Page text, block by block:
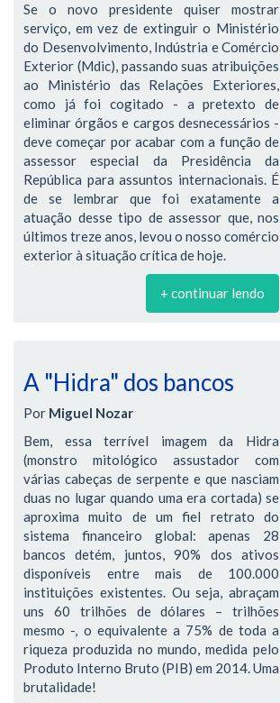
Se o novo presidente quiser mostrar
serviço, em vez de extinguir o Ministério
do Desenvolvimento, Indústria e Comércio
Exterior (Mdic), passando suas atribuições
ao Ministério das Relações Exteriores,
como já foi cogitado - a pretexto de
eliminar órgãos e cargos desnecessários -
deve começar por acabar com a função de
assessor especial da Presidência da
República para assuntos internacionais. É
de se lembrar que foi exatamente a
atuação desse tipo de assessor que, nos
últimos treze anos, levou o nosso comércio
exterior à situação crítica de hoje.
+ continuar lendo
A "Hidra" dos bancos
Por Miguel Nozar
Bem, essa terrível imagem da Hidra
(monstro mitológico assustador com
várias cabeças de serpente e que nasciam
duas no lugar quando uma era cortada) se
aproxima muito de um fiel retrato do
sistema financeiro global: apenas 28
bancos detém, juntos, 90% dos ativos
disponíveis entre mais de 100.000
instituições existentes. Ou seja, abraçam
uns 60 trilhões de dólares – trilhões
mesmo -, o equivalente a 75% de toda a
riqueza produzida no mundo, medida pelo
Produto Interno Bruto (PIB) em 2014. Uma
brutalidade!